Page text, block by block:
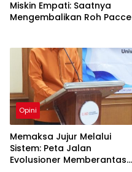
Miskin Empati: Saatnya
Mengembalikan Roh Pacce
Opini
Memaksa Jujur Melalui
Sistem: Peta Jalan
Evolusioner Memberantas